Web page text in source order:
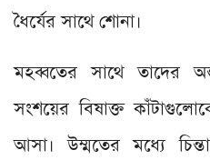
ধৈর্যের সাথে শোনা।
মহব্বতের সাথে তাদের
সংশয়ের বিষাক্ত
আসা। উম্মতের মধ্যে